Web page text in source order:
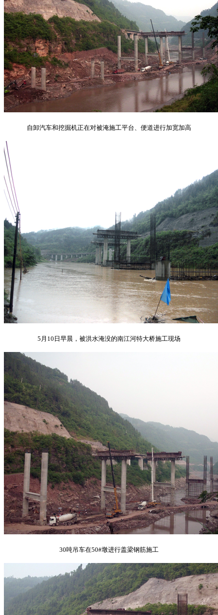
自卸汽车和挖掘机正在对被淹施工平台、便道进行加宽加高
5月10日早晨，被洪水淹没的南江河特大桥施工现场
30吨吊车在50#墩进行盖梁钢筋施工